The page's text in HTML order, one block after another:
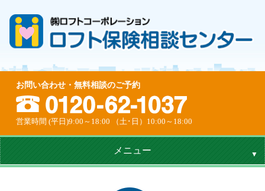
お問い合わせ・無料相談のご予約
営業時間 (平日)9:00～18:00 （土･日）10:00～18:00
メニュー